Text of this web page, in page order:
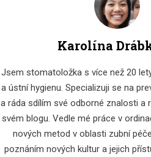
Karolína
Jsem stomatoložka s více než 20
a ústní hygienu. Specializuji se na
a ráda sdílím své odborné znalosti a
svém blogu. Vedle mé práce v
nových metod v oblasti zubní
poznáním nových kultur a jejich